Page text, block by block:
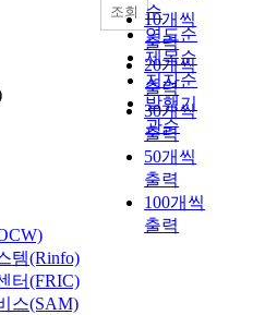
순
연도순
제목순
저자순
발행기
관순
10개씩
출력
20개씩
출력
30개씩
출력
50개씩
출력
100개씩
출력
조회
템(Rinfo)
터(FRIC)
스(SAM)